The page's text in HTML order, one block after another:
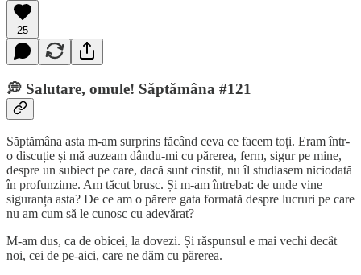
25
💭 Salutare, omule! Săptămâna #121
Săptămâna asta m-am surprins făcând ceva ce facem toți. Eram într-
o discuție și mă auzeam dându-mi cu părerea, ferm, sigur pe mine,
despre un subiect pe care, dacă sunt cinstit, nu îl studiasem niciodată
în profunzime. Am tăcut brusc. Și m-am întrebat: de unde vine
siguranța asta? De ce am o părere gata formată despre lucruri pe care
nu am cum să le cunosc cu adevărat?
M-am dus, ca de obicei, la dovezi. Și răspunsul e mai vechi decât
noi, cei de pe-aici, care ne dăm cu părerea.